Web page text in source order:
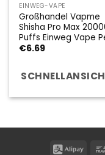
EINWEG-VAPE
Großhandel Vapme
Shisha Pro Max
Puffs Einweg Vape
€6.69